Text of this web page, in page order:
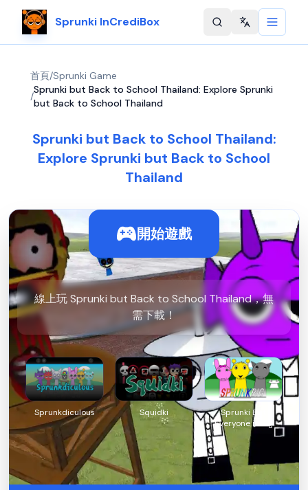
Sprunki InCrediBox Change
首頁/Sprunki Game
/
Sprunki but Back to School Thailand: Explore Sprunki
but Back to School Thailand
Sprunki but Back to School Thailand:
Explore Sprunki but Back to School
Thailand
開始遊戲
線上玩 Sprunki but Back to School Thailand，無
需下載！
Sprunkdiculous Squidki
Sprunki But
Everyone is Big